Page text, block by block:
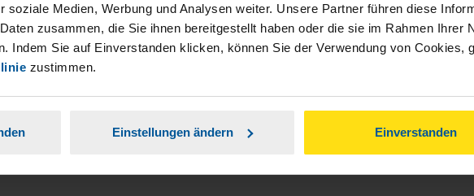
soziale Medien, Werbung und Analysen weiter. Unsere Partner führen diese
zusammen, die Sie ihnen bereitgestellt haben oder die sie im Rahmen Ihrer
Indem Sie auf Einverstanden klicken, können Sie der Verwendung von Cookies,
zustimmen.
Einstellungen ändern Einverstanden